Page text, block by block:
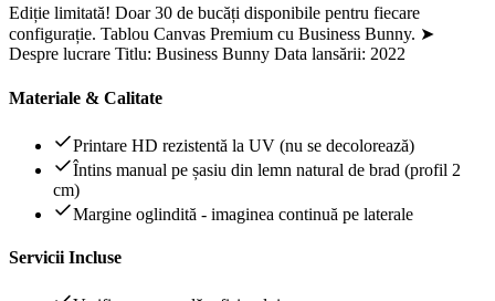
Ediție limitată! Doar 30 de bucăți disponibile pentru fiecare
configurație. Tablou Canvas Premium cu Business Bunny. ➤
Despre lucrare Titlu: Business Bunny Data lansării: 2022
Materiale & Calitate
Printare HD rezistentă la UV (nu se decolorează)
Întins manual pe șasiu din lemn natural de brad (profil 2
cm)
Margine oglindită - imaginea continuă pe laterale
Servicii Incluse